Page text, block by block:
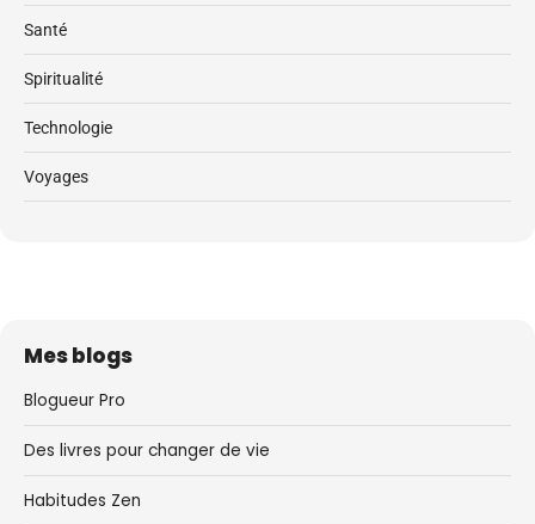
Santé
Spiritualité
Technologie
Voyages
Mes blogs
Blogueur Pro
Des livres pour changer de vie
Habitudes Zen